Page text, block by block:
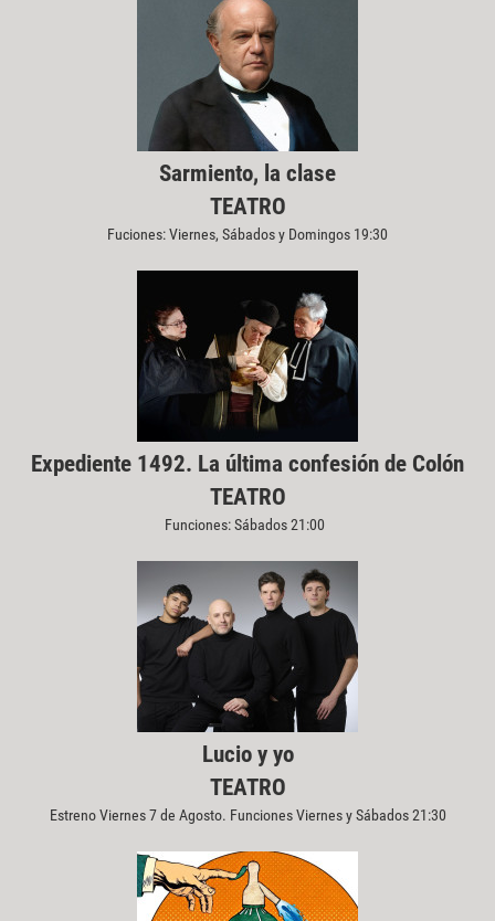
Sarmiento, la clase
TEATRO
Fuciones: Viernes, Sábados y Domingos 19:30
Expediente 1492. La última confesión de Colón
TEATRO
Funciones: Sábados 21:00
Lucio y yo
TEATRO
Estreno Viernes 7 de Agosto. Funciones Viernes y Sábados 21:30